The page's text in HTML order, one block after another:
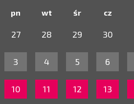
pn wt śr cz
27 28 29 30
3 4 5 6
10 11 12 13